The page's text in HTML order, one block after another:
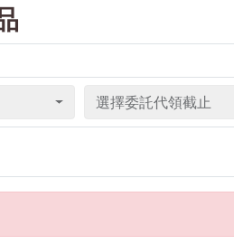
選擇委託代領截止